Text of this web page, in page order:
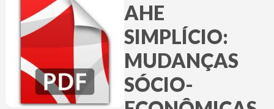
AHE
SIMPLÍCIO:
MUDANÇAS
SÓCIO-